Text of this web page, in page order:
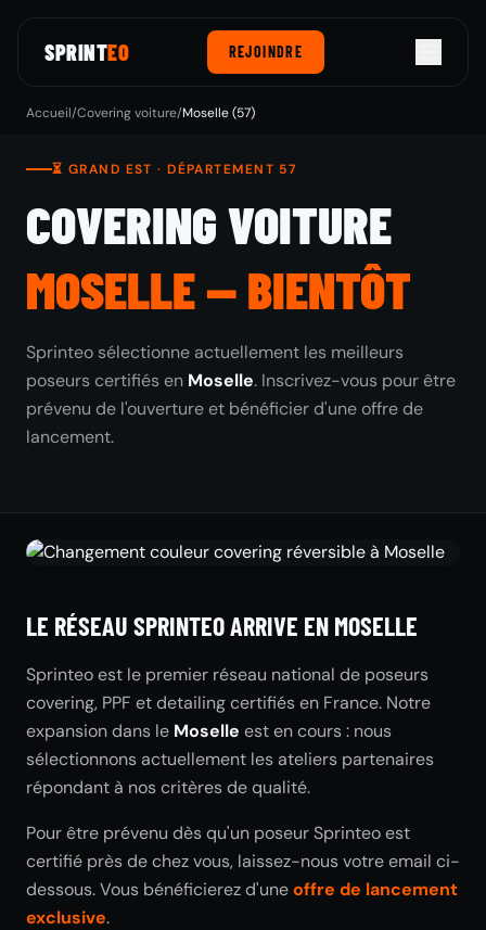
SPRINTEO REJOINDRE
Accueil/Covering voiture/Moselle (57)
⏳ GRAND EST · DÉPARTEMENT 57
COVERING VOITURE
MOSELLE — BIENTÔT
Sprinteo sélectionne actuellement les meilleurs
poseurs certifiés en Moselle. Inscrivez-vous pour être
prévenu de l'ouverture et bénéficier d'une offre de
lancement.
LE RÉSEAU SPRINTEO ARRIVE EN MOSELLE
Sprinteo est le premier réseau national de poseurs
covering, PPF et detailing certifiés en France. Notre
expansion dans le Moselle est en cours : nous
sélectionnons actuellement les ateliers partenaires
répondant à nos critères de qualité.
Pour être prévenu dès qu'un poseur Sprinteo est
certifié près de chez vous, laissez-nous votre email ci-
dessous. Vous bénéficierez d'uneoffre de lancement
exclusive.